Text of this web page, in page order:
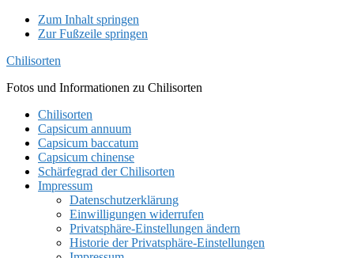
Zum Inhalt springen
Zur Fußzeile springen
Chilisorten
Fotos und Informationen zu Chilisorten
Chilisorten
Capsicum annuum
Capsicum baccatum
Capsicum chinense
Schärfegrad der Chilisorten
Impressum
Datenschutzerklärung
Einwilligungen widerrufen
Privatsphäre-Einstellungen ändern
Historie der Privatsphäre-Einstellungen